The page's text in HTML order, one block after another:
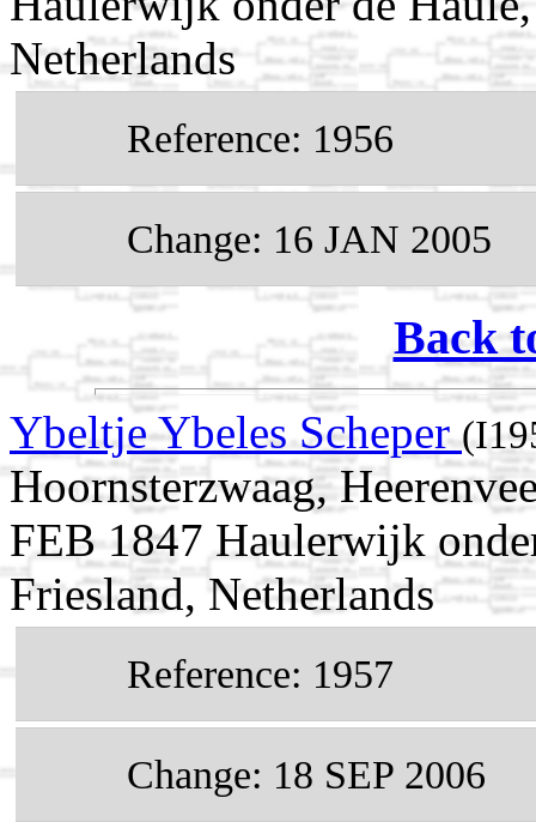
Netherlands
Reference: 1956
Change: 16 JAN 2005
Back
Ybeltje Ybeles Scheper
Hoornsterzwaag,
FEB 1847 Haulerwijk
Friesland, Netherlands
Reference: 1957
Change: 18 SEP 2006